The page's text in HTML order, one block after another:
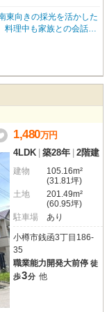
東向きの採光を活かした
料理中も家族との会話が
のあるウォークインク
保てます。また、駐車
も安心です。閑静な住
便性も兼ね備えた、バ
1,480万円
4LDK 築28年 2階建
建物
105.16m²
(31.81坪)
土地
201.49m²
(60.95坪)
駐車場
あり
小樽市銭函3丁目186-
35
職業能力開発大前停 徒
歩3分 他